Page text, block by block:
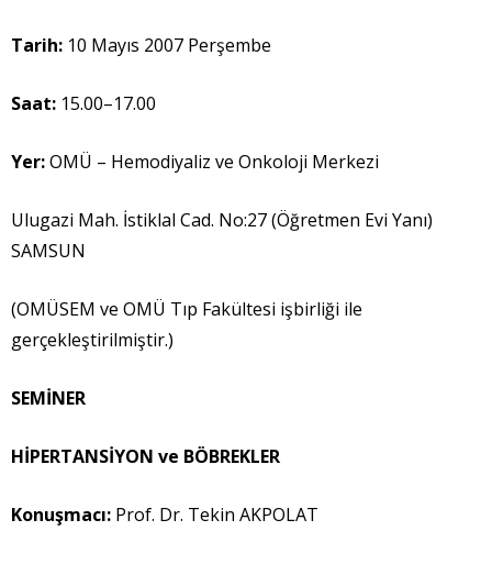
Tarih: 10 Mayıs 2007 Perşembe
Saat: 15.00–17.00
Yer:OMÜ – Hemodiyaliz ve Onkoloji Merkezi
Ulugazi Mah. İstiklal Cad. No:27 (Öğretmen Evi Yanı)
SAMSUN
(OMÜSEM ve OMÜ Tıp Fakültesi işbirliği ile
gerçekleştirilmiştir.)
SEMİNER
HİPERTANSİYON ve BÖBREKLER
Konuşmacı: Prof. Dr. Tekin AKPOLAT